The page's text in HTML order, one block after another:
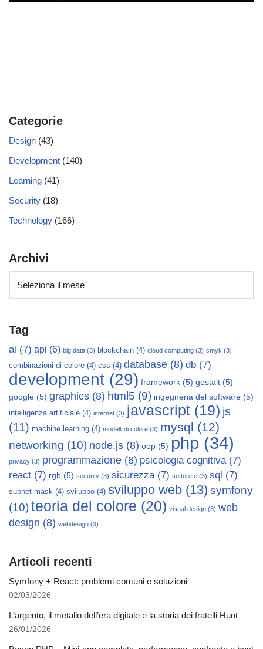
Categorie
Design (43)
Development (140)
Learning (41)
Security (18)
Technology (166)
Archivi
Tag
ai (7) api (6) big data (3) blockchain (4) cloud computing (3) cmyk (3)
combinazioni di colore (4) css (4) database (8) db (7)
development (29) framework (5) gestalt (5)
google (5) graphics (8) html5 (9) ingegneria del software (5)
intelligenza artificiale (4) internet (3) javascript (19) js
(11) machine learning (4) modelli di colore (3) mysql (12)
networking (10) node.js (8) oop (5) php (34)
privacy (3) programmazione (8) psicologia cognitiva(7)
react (7) rgb (5) security (3) sicurezza(7) sottorete (3) sql (7)
subnet mask (4) sviluppo (4) sviluppo web (13) symfony
(10)teoria del colore (20) visual design (3) web
design (8) webdesign (3)
Articoli recenti
Symfony + React: problemi comuni e soluzioni
02/03/2026
L’argento, il metallo dell’era digitale e la storia dei fratelli Hunt
26/01/2026